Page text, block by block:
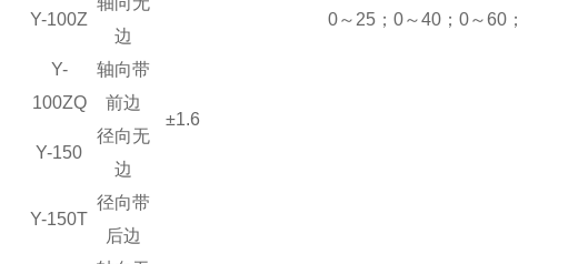
0～25；0～40；0～60；
±1.6
Y-100Z
边
Y-
100ZQ
轴向带
前边
Y-150
径向无
边
Y-150T
径向带
后边